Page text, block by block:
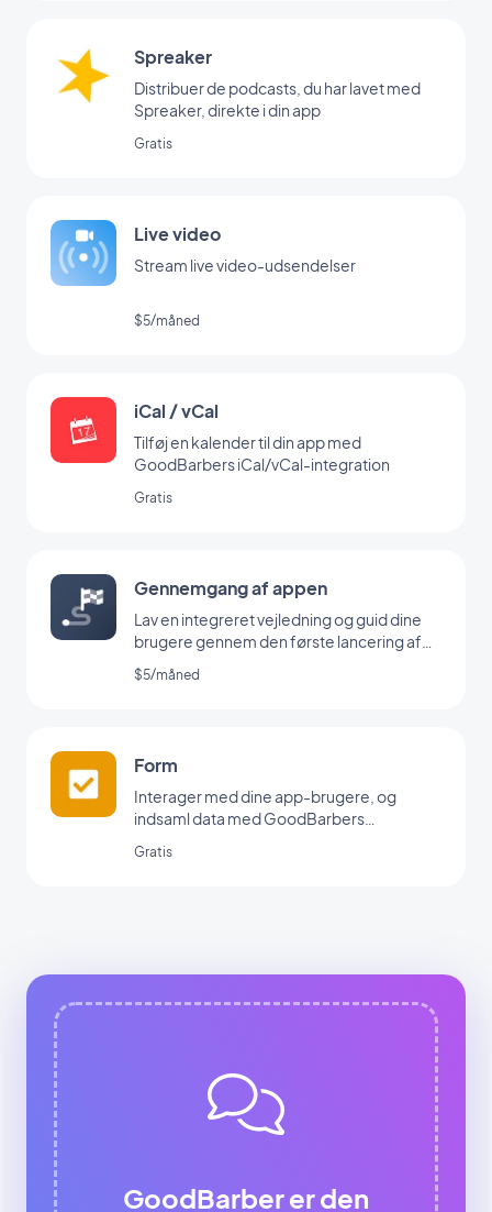
Spreaker
Distribuer de podcasts, du har lavet med
Spreaker, direkte i din app
Gratis
Live video
Stream live video-udsendelser
$5/måned
iCal / vCal
Tilføj en kalender til din app med
GoodBarbers iCal/vCal-integration
Gratis
Gennemgang af appen
Lav en integreret vejledning og guid dine
brugere gennem den første lancering af
din app
$5/måned
Form
Interager med dine app-brugere, og
indsaml data med GoodBarbers
Gratis
GoodBarber er den